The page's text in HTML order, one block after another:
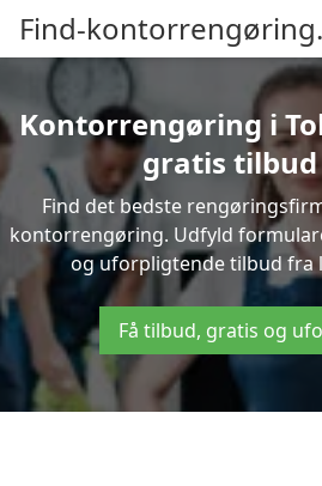
Find-
Kontorrengøring i
gratis tilbud
Find det bedste
kontorrengøring. Udfyld
og uforpligtende tilbud fra
Få tilbud, gratis og